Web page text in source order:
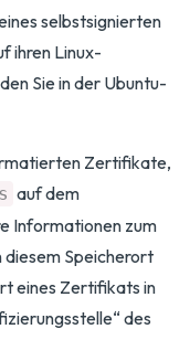
selbstsignierten
ihren Linux-
Sie in der Ubuntu-
Zertifikate,
auf dem
Informationen zum
Speicherort
eines Zertifikats in
des